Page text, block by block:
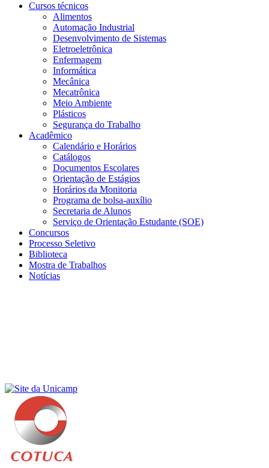
Cursos técnicos
Alimentos
Automação Industrial
Desenvolvimento de Sistemas
Eletroeletrônica
Enfermagem
Informática
Mecânica
Mecatrônica
Meio Ambiente
Plásticos
Segurança do Trabalho
Acadêmico
Calendário e Horários
Catálogos
Documentos Escolares
Orientação de Estágios
Horários da Monitoria
Programa de bolsa-auxílio
Secretaria de Alunos
Serviço de Orientação Estudante (SOE)
Concursos
Processo Seletivo
Biblioteca
Mostra de Trabalhos
Notícias